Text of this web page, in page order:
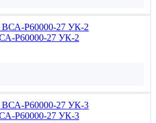
Р60000-27 УК-2
Р60000-27 УК-3